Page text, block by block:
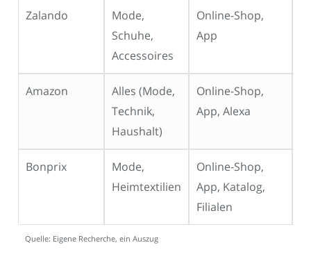
Zalando
Mode,
Schuhe,
Accessoires
Online-Shop,
App
Amazon
Alles (Mode,
Technik,
Haushalt)
Online-Shop,
App, Alexa
Bonprix
Mode,
Heimtextilien
Online-Shop,
App, Katalog,
Filialen
Quelle: Eigene Recherche, ein Auszug